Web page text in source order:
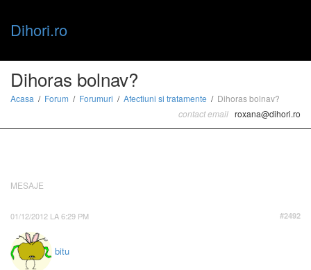
Dihori.ro
Dihoras bolnav?
Acasa Forum Forumuri Afectiuni si tratamente
Dihoras bolnav?
contact email roxana@dihori.ro
MESAJE
01/12/2012 LA 6:29 PM #2492
bitu